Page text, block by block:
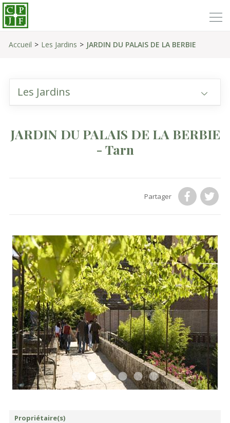
Accueil Les Jardins JARDIN DU PALAIS DE LA BERBIE
Les Jardins
JARDIN DU PALAIS DE LA BERBIE
- Tarn
Partager
Propriétaire(s)